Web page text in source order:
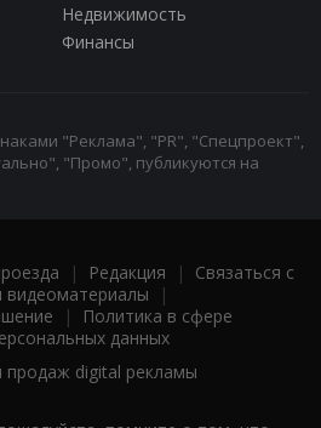
Недвижимость
Финансы
"Реклама", "PR", "Спецпроект",
"Промо", публикуются на
| Редакция | Связаться с
видеоматериалы |
|
Политика в сфере
данных
продаж digital рекламы